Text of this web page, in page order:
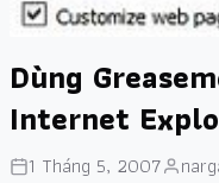
Dùng
Internet
1 Tháng 5, 2007